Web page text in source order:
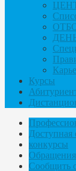
Курсы
Доступная
конкурсы
Сообщить